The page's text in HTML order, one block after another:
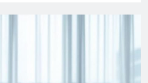
pour déterminer